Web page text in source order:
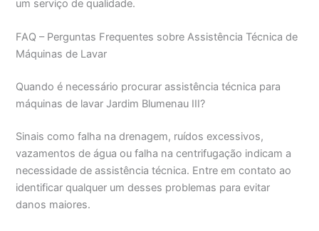
um serviço de qualidade.
FAQ – Perguntas Frequentes sobre Assistência Técnica de
Máquinas de Lavar
Quando é necessário procurar assistência técnica para
máquinas de lavar Jardim Blumenau III?
Sinais como falha na drenagem, ruídos excessivos,
vazamentos de água ou falha na centrifugação indicam a
necessidade de assistência técnica. Entre em contato ao
identificar qualquer um desses problemas para evitar
danos maiores.